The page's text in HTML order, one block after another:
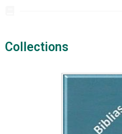
Collections​